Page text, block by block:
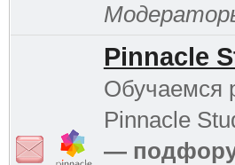
Pinnacle
Обучаемся
Pinnacle
—